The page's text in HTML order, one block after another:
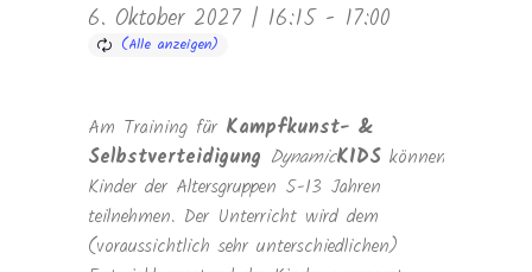
6. Oktober 2027 | 16:15- 17:00
Am Training für Kampfkunst- &
Selbstverteidigung DynamicKIDS können
Kinder der Altersgruppen 5-13 Jahren
teilnehmen. Der Unterricht wird dem
(voraussichtlich sehr unterschiedlichen)